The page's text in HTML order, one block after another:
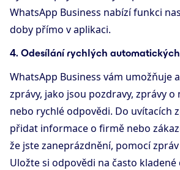
WhatsApp Business nabízí funkci
doby přímo v aplikaci.
4. Odesílání rychlých
WhatsApp Business vám umožňuje
zprávy, jako jsou pozdravy, zprávy
nebo rychlé odpovědi. Do uvítacích
přidat informace o firmě nebo
že jste zaneprázdnění, pomocí
Uložte si odpovědi na často kladené